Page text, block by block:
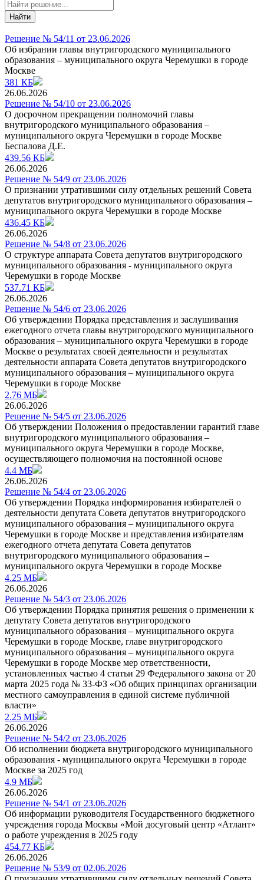
Найти
Решение № 54/11 от 23.06.2026
Об избрании главы внутригородского муниципального
образования – муниципального округа Черемушки в городе
Москве
381 КБ
26.06.2026
Решение № 54/10 от 23.06.2026
О досрочном прекращении полномочий главы
внутригородского муниципального образования –
муниципального округа Черемушки в городе Москве
Беспалова Д.Е.
439.56 КБ
26.06.2026
Решение № 54/9 от 23.06.2026
О признании утратившими силу отдельных решений Совета
депутатов внутригородского муниципального образования –
муниципального округа Черемушки в городе Москве
436.45 КБ
26.06.2026
Решение № 54/8 от 23.06.2026
О структуре аппарата Совета депутатов внутригородского
муниципального образования - муниципального округа
Черемушки в городе Москве
537.71 КБ
26.06.2026
Решение № 54/6 от 23.06.2026
Об утверждении Порядка представления и заслушивания
ежегодного отчета главы внутригородского муниципального
образования – муниципального округа Черемушки в городе
Москве о результатах своей деятельности и результатах
деятельности аппарата Совета депутатов внутригородского
муниципального образования – муниципального округа
Черемушки в городе Москве
2.76 МБ
26.06.2026
Решение № 54/5 от 23.06.2026
Об утверждении Положения о предоставлении гарантий главе
внутригородского муниципального образования –
муниципального округа Черемушки в городе Москве,
осуществляющего полномочия на постоянной основе
4.4 МБ
26.06.2026
Решение № 54/4 от 23.06.2026
Об утверждении Порядка информирования избирателей о
деятельности депутата Совета депутатов внутригородского
муниципального образования – муниципального округа
Черемушки в городе Москве и представления избирателям
ежегодного отчета депутата Совета депутатов
внутригородского муниципального образования –
муниципального округа Черемушки в городе Москве
4.25 МБ
26.06.2026
Решение № 54/3 от 23.06.2026
Об утверждении Порядка принятия решения о применении к
депутату Совета депутатов внутригородского
муниципального образования – муниципального округа
Черемушки в городе Москве, главе внутригородского
муниципального образования – муниципального округа
Черемушки в городе Москве мер ответственности,
установленных частью 4 статьи 29 Федерального закона от 20
марта 2025 года № 33-ФЗ «Об общих принципах организации
местного самоуправления в единой системе публичной
власти»
2.25 МБ
26.06.2026
Решение № 54/2 от 23.06.2026
Об исполнении бюджета внутригородского муниципального
образования - муниципального округа Черемушки в городе
Москве за 2025 год
4.9 МБ
26.06.2026
Решение № 54/1 от 23.06.2026
Об информации руководителя Государственного бюджетного
учреждения города Москвы «Мой досуговый центр «Атлант»
о работе учреждения в 2025 году
454.77 КБ
26.06.2026
Решение № 53/9 от 02.06.2026